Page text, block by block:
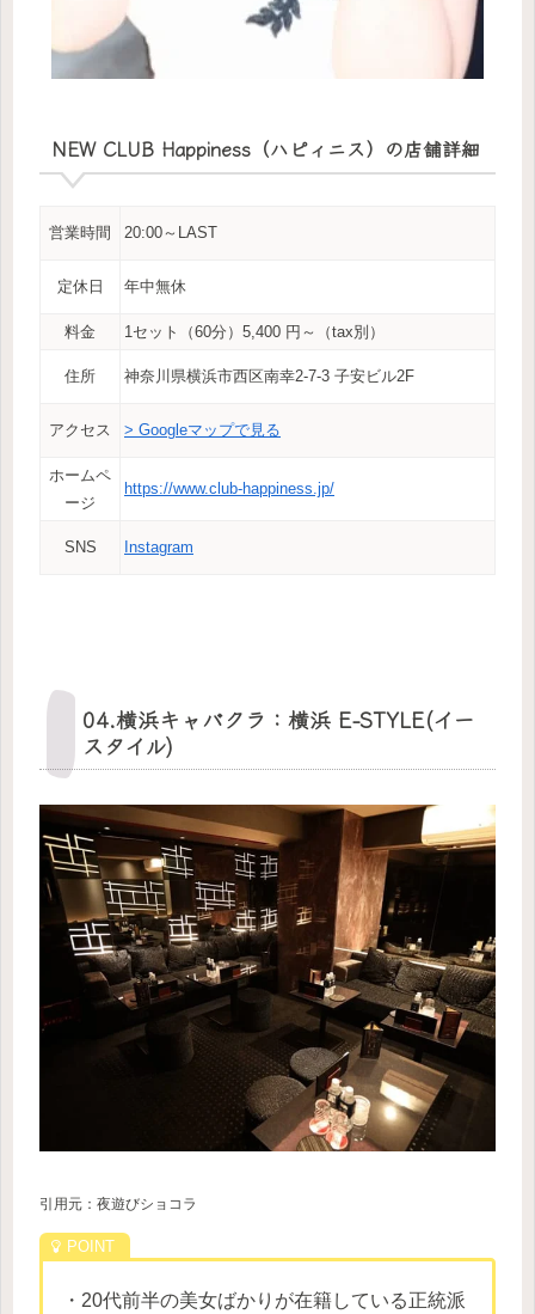
NEW CLUB Happiness（ハピィニス）の店舗詳細
営業時間 20:00～LAST
定休日 年中無休
料金 1セット（60分）5,400 円～（tax別）
住所 神奈川県横浜市西区南幸2-7-3 子安ビル2F
アクセス > Googleマップで見る
ホームペ
ージ
https://www.club-happiness.jp/
SNS Instagram
04.横浜キャバクラ：横浜 E-STYLE(イー
スタイル)
引用元：夜遊びショコラ
・20代前半の美女ばかりが在籍している正統派